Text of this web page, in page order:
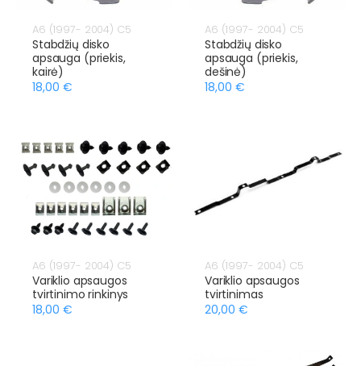
A6 (1997- 2004) C5
Stabdžių disko
apsauga (priekis,
kairė)
18,00 €
A6 (1997- 2004) C5
Stabdžių disko
apsauga (priekis,
dešinė)
18,00 €
A6 (1997- 2004) C5
Variklio apsaugos
tvirtinimo rinkinys
18,00 €
A6 (1997- 2004) C5
Variklio apsaugos
tvirtinimas
20,00 €